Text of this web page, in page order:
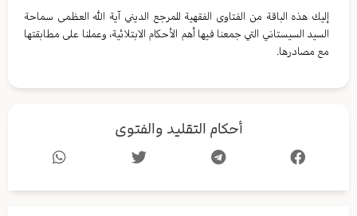
إليك هذه الباقة من الفتاوى الفقهية للمرجع الديني آية الله العظمى سماحة
السيد السيستاني التي جمعنا فيها أهم الأحكام الابتلائية، وعملنا على مطابقتها
مع مصادرها.
أحكام التقليد والفتوى